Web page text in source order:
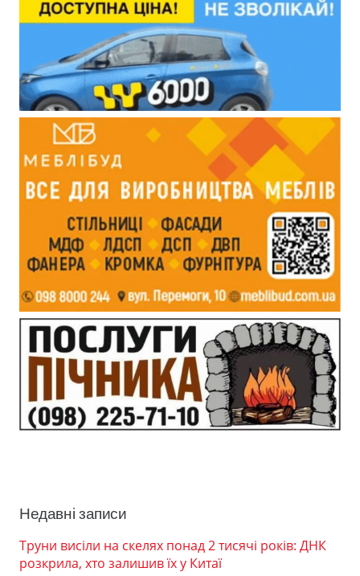
Недавні записи
Труни висіли на скелях понад 2 тисячі років: ДНК
розкрила, хто залишив їх у Китаї